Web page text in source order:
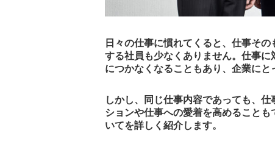
日々の仕事に慣れてくると、仕事そ
する社員も少なくありません。仕事
につかなくなることもあり、企業にと
しかし、同じ仕事内容であっても、
ションや仕事への愛着を高めること
いてを詳しく紹介します。